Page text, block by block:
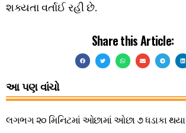
શક્યતા વર્તાઈ રહી છે.
Share this Article:
આ પણ વાંચો
લગભગ ૨૦ મિનિટમાં ઓછામાં ઓછા ૭ ધડાકા થયા